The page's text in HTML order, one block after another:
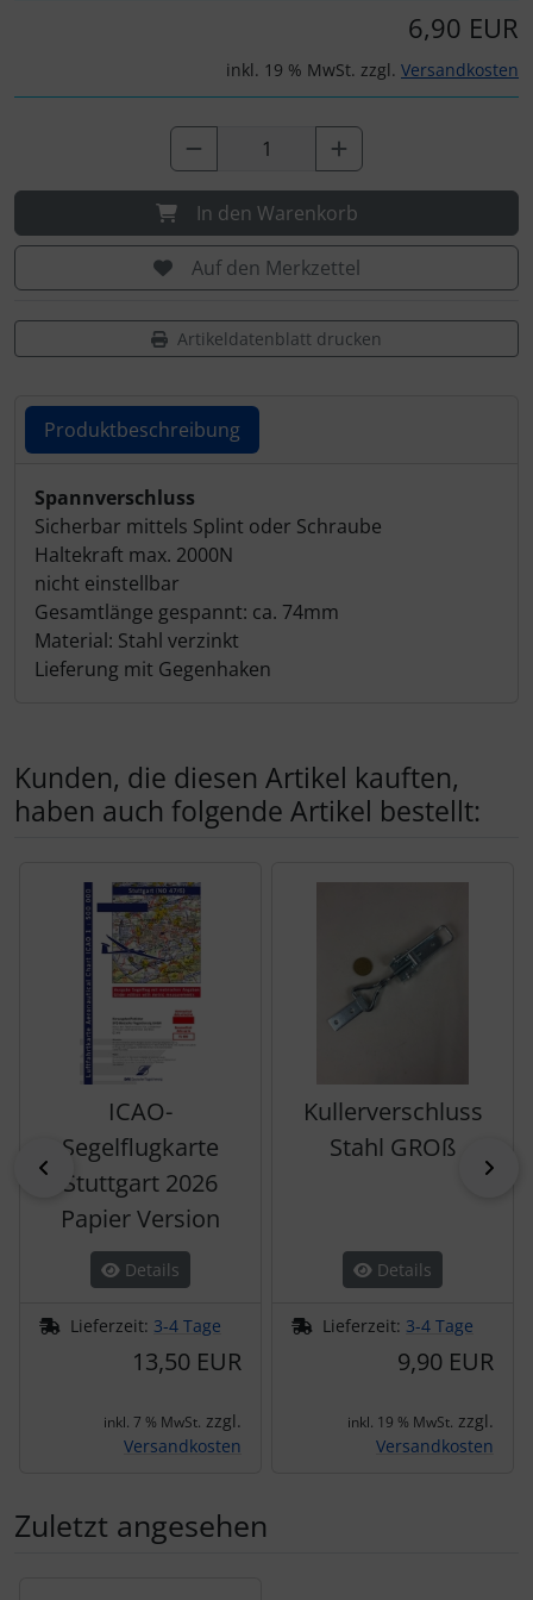
6,90 EUR
inkl. 19 % MwSt. zzgl. Versandkosten
In den Warenkorb
Auf den Merkzettel
Artikeldatenblatt drucken
Produktbeschreibung
Produktbeschreibung
Spannverschluss
Sicherbar mittels Splint oder Schraube
Haltekraft max. 2000N
nicht einstellbar
Gesamtlänge gespannt: ca. 74mm
Material: Stahl verzinkt
Lieferung mit Gegenhaken
Kunden, die diesen Artikel kauften,
haben auch folgende Artikel bestellt:
zurück
ICAO-
Segelflugkarte
Stuttgart 2026
Papier Version
Details
Lieferzeit: 3-4 Tage
13,50 EUR
inkl. 7 % MwSt. zzgl.
Versandkosten
Kullerverschluss
Stahl GROß
Details
Lieferzeit: 3-4 Tage
9,90 EUR
inkl. 19 % MwSt. zzgl.
Versandkosten
Zuletzt angesehen
Taschen
Thermikhüte